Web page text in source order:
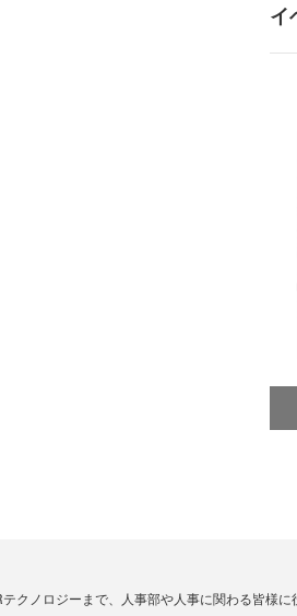
イ
クノロジーまで、人事部や人事に関わる皆様